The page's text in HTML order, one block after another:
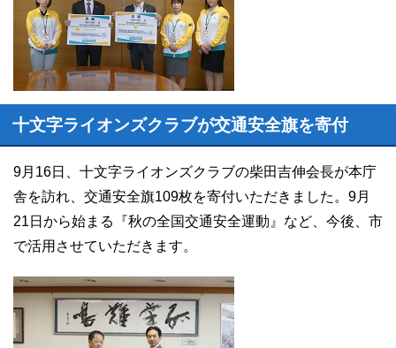
十文字ライオンズクラブが交通安全旗を寄付
9月16日、十文字ライオンズクラブの柴田吉伸会長が本庁
舎を訪れ、交通安全旗109枚を寄付いただきました。9月
21日から始まる『秋の全国交通安全運動』など、今後、市
で活用させていただきます。